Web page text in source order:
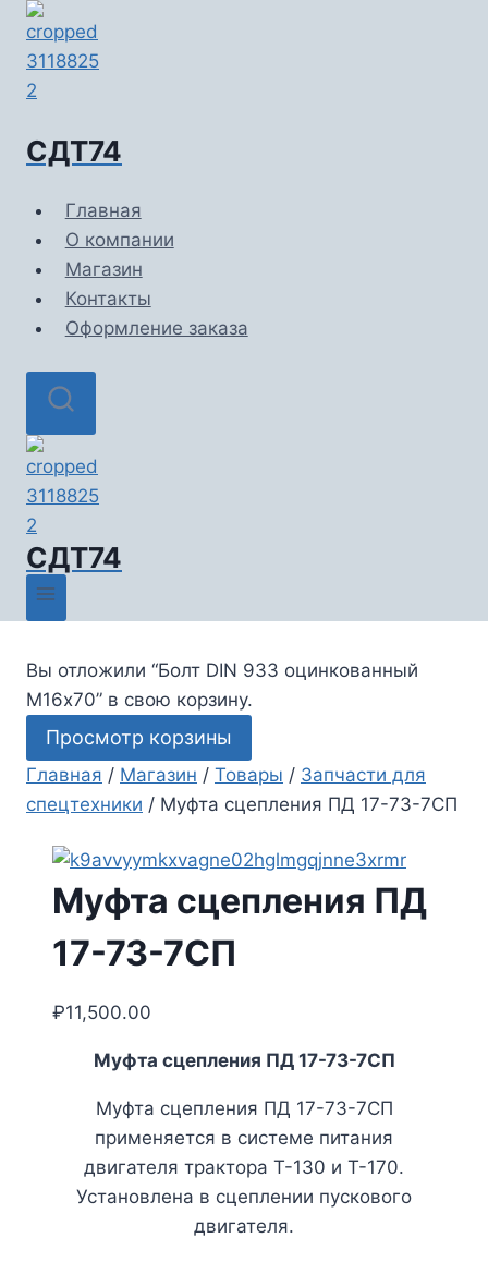
Перейти
содержимому
СДТ74
Главная
О компании
Магазин
Контакты
Оформление заказа
СДТ74
Вы отложили “Болт DIN 933 оцинкованный
М16х70” в свою корзину.
Просмотр корзины
Главная / Магазин / Товары / Запчасти для
спецтехники / Муфта сцепления ПД 17-73-7СП
Муфта сцепления ПД
17-73-7СП
₽11,500.00
Муфта сцепления ПД 17-73-7СП
Муфта сцепления ПД 17-73-7СП
применяется в системе питания
двигателя трактора Т-130 и Т-170.
Установлена в сцеплении пускового
двигателя.